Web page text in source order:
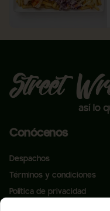
Conócenos
Despachos
Términos y condiciones
Política de privacidad